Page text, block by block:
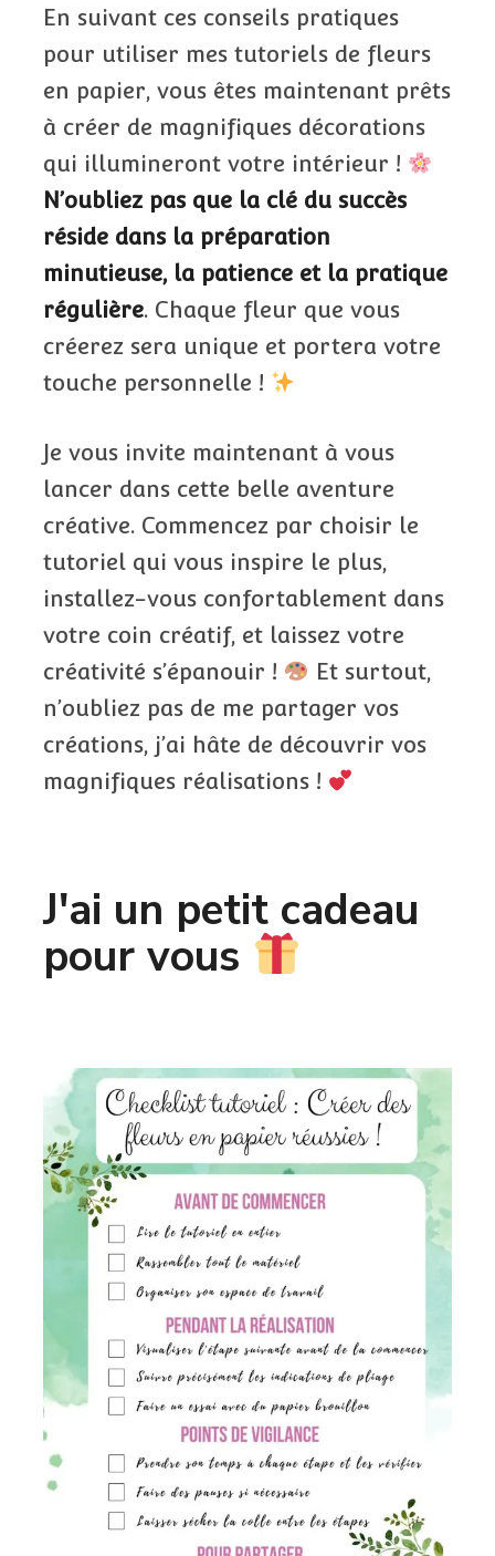
En suivant ces conseils pratiques
pour utiliser mes tutoriels de fleurs
en papier, vous êtes maintenant prêts
à créer de magnifiques décorations
qui illumineront votre intérieur !
N’oubliez pas que la clé du succès
réside dans la préparation
minutieuse, la patience et la pratique
régulière. Chaque fleur que vous
créerez sera unique et portera votre
touche personnelle !
Je vous invite maintenant à vous
lancer dans cette belle aventure
créative. Commencez par choisir le
tutoriel qui vous inspire le plus,
installez-vous confortablement dans
votre coin créatif, et laissez votre
créativité s’épanouir !
Et surtout,
n’oubliez pas de me partager vos
créations, j’ai hâte de découvrir vos
magnifiques réalisations !
J'ai un petit cadeau
pour vous